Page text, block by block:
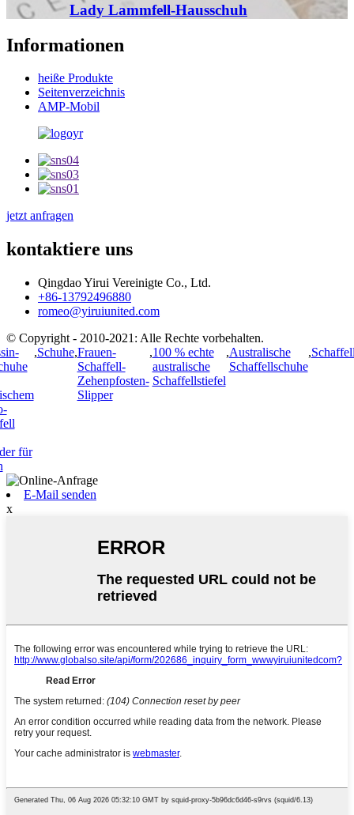
Lady Lammfell-Hausschuh
Informationen
heiße Produkte
Seitenverzeichnis
AMP-Mobil
jetzt anfragen
kontaktiere uns
Qingdao Yirui Vereinigte Co., Ltd.
+86-13792496880
romeo@yiruiunited.com
© Copyright - 2010-2021: Alle Rechte vorbehalten.
für
,Schuhe,Frauen-
Schaffell-
Zehenpfosten-
Slipper
,100 % echte
australische
Schaffellstiefel
,Australische
Schaffellschuhe
,
E-Mail senden
x